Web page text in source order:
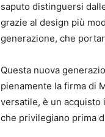
saputo distinguersi
grazie al design più
generazione, che
Questa nuova
pienamente la firma di
versatile, è un
che privilegiano prima